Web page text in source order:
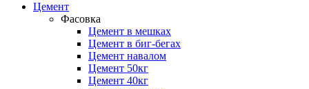
Цемент
Фасовка
Цемент в мешках
Цемент в биг-бегах
Цемент навалом
Цемент 50кг
Цемент 40кг